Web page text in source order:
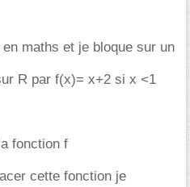
maths et je bloque sur un
R par f(x)= x+2 si x <1
fonction f
cette fonction je